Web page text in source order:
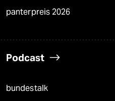
panterpreis 2026
Podcast
bundestalk